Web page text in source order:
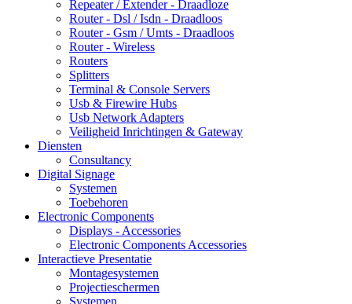
Repeater / Extender - Draadloze
Router - Dsl / Isdn - Draadloos
Router - Gsm / Umts - Draadloos
Router - Wireless
Routers
Splitters
Terminal & Console Servers
Usb & Firewire Hubs
Usb Network Adapters
Veiligheid Inrichtingen & Gateway
Diensten
Consultancy
Digital Signage
Systemen
Toebehoren
Electronic Components
Displays - Accessories
Electronic Components Accessories
Interactieve Presentatie
Montagesystemen
Projectieschermen